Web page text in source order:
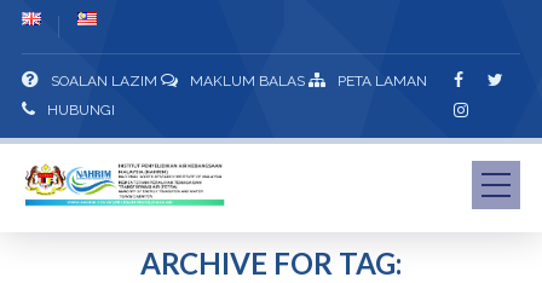
SOALAN LAZIM MAKLUM BALAS
PETA LAMAN
HUBUNGI
ARCHIVE FOR TAG: